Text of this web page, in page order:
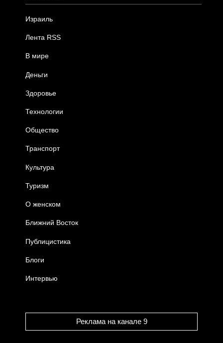
Израиль
Лента RSS
В мире
Деньги
Здоровье
Технологии
Общество
Транспорт
Культура
Туризм
О женском
Ближний Восток
Публицистика
Блоги
Интервью
Реклама на канале 9